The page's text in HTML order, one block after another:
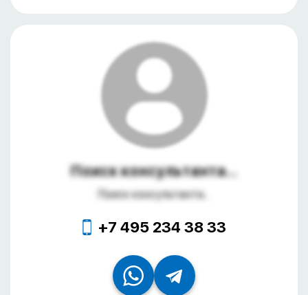
Поиск консультанта...
Поиск консультанта...
+7 495 234 38 33